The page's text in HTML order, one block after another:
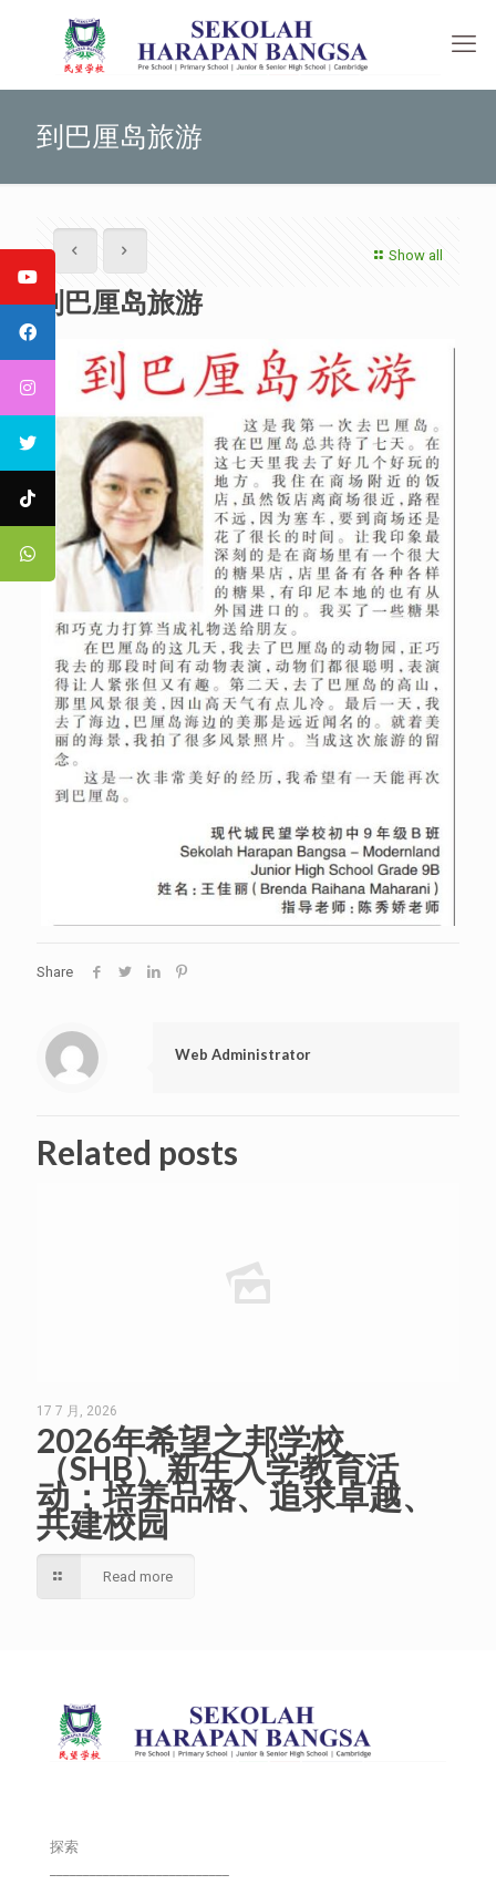
到巴厘岛旅游
Show all
到巴厘岛旅游
Share
Web Administrator
Related posts
17 7 月, 2026
2026年希望之邦学校
（SHB）新生入学教育活
动：培养品格、追求卓越、
共建校园
Read more
探索